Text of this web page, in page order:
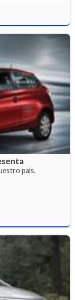
país.